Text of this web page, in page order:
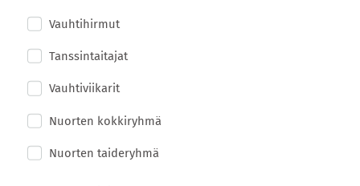
Vauhtihirmut
Tanssintaitajat
Vauhtiviikarit
Nuorten kokkiryhmä
Nuorten taideryhmä